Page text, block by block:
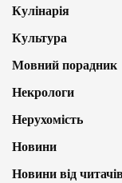
Кулінарія
Культура
Мовний порадник
Некрологи
Нерухомість
Новини
Новини від читачів